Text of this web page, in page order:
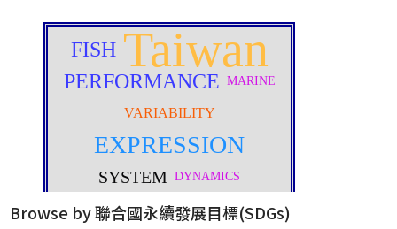
Browse by 聯合國永續發展目標(SDGs)